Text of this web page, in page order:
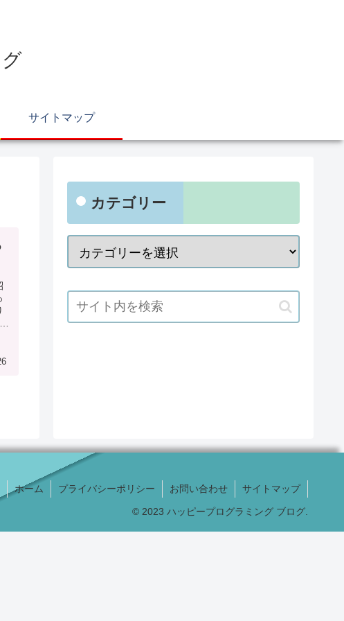
サイトマップ
カテゴリー
ホーム プライバシーポリシー お問い合わせ サイトマップ
© 2023 ハッピープログラミング ブログ.